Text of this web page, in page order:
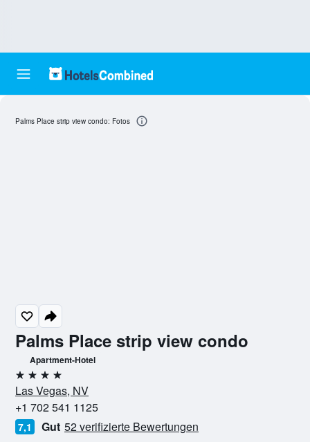
Palms Place strip view condo
Apartment-Hotel
4 Sterne
Las Vegas, NV
+1 702 541 1125
7,1 Gut 52 verifizierte Bewertungen
Palms Place strip view condo: Fotos